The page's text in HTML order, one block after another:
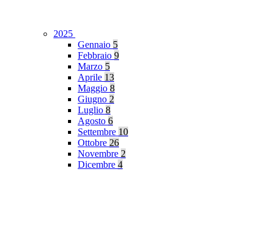
2025
Gennaio 5
Febbraio 9
Marzo 5
Aprile 13
Maggio 8
Giugno 2
Luglio 8
Agosto 6
Settembre 10
Ottobre 26
Novembre 2
Dicembre 4